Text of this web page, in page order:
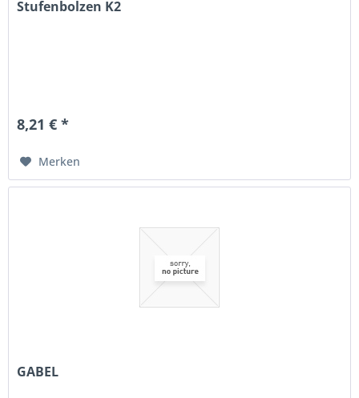
Stufenbolzen K2
8,21 € *
Merken
GABEL